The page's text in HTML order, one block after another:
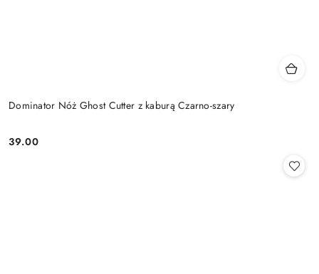
Dominator Nóż Ghost Cutter z kaburą Czarno-szary
Cena:
39.00